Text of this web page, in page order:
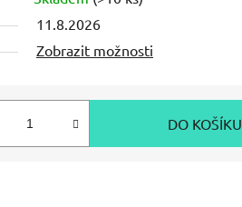
11.8.2026
Zobrazit možnosti
DO KOŠÍKU